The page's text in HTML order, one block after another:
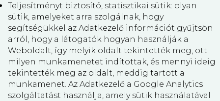
Teljesítményt biztosító, statisztikai sütik: olyan
sütik, amelyeket arra szolgálnak, hogy
segítségükkel az Adatkezelő információt gyűjtsön
arról, hogy a látogatók hogyan használják a
Weboldalt, így melyik oldalt tekintették meg, ott
milyen munkamenetet indítottak, és mennyi ideig
tekintették meg az oldalt, meddig tartott a
munkamenet. Az Adatkezelő a Google Analytics
szolgáltatást használja, amely sütik használatával